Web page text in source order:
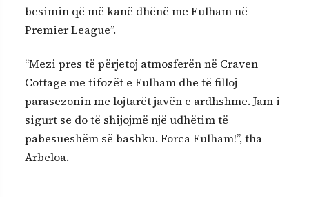
besimin që më kanë dhënë me Fulham në
Premier League”.
“Mezi pres të përjetoj atmosferën në Craven
Cottage me tifozët e Fulham dhe të filloj
parasezonin me lojtarët javën e ardhshme. Jam i
sigurt se do të shijojmë një udhëtim të
pabesueshëm së bashku. Forca Fulham!”, tha
Arbeloa.